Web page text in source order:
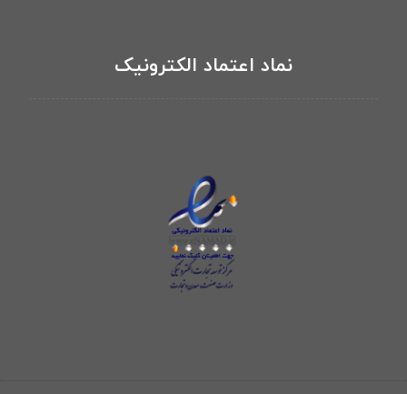
نماد اعتماد الکترونیک